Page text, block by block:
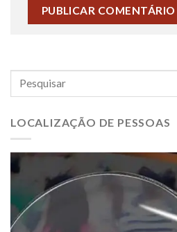
LOCALIZAÇÃO DE PESSOAS